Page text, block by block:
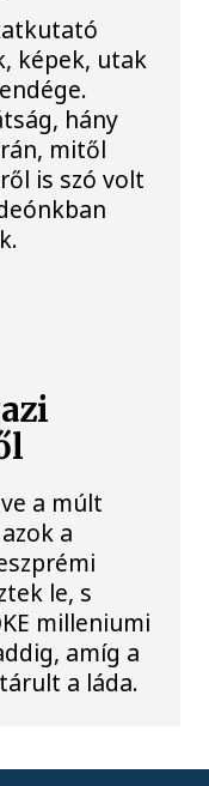
képek, utak
hány
mitől
is szó volt
a múlt
a
le, s
milleniumi
amíg a
a láda.